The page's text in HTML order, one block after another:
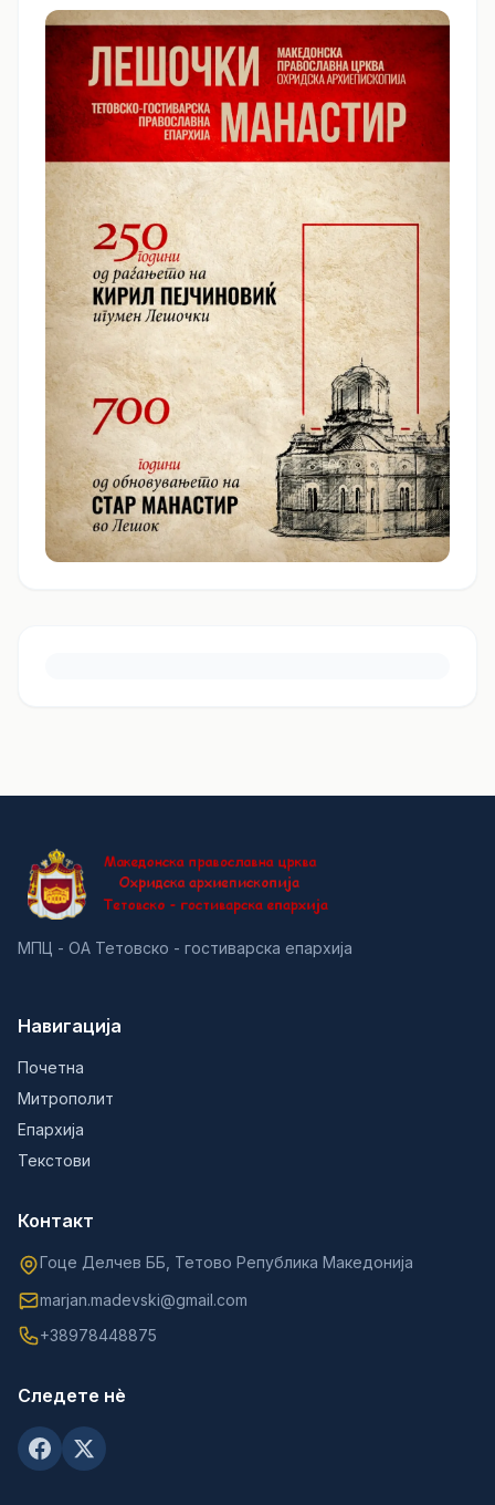
МПЦ - ОА Тетовско - гостиварска епархија
Навигација
Почетна
Митрополит
Епархија
Текстови
Контакт
Гоце Делчев ББ, Тетово Република Македонија
marjan.madevski@gmail.com
+38978448875
Следете нè